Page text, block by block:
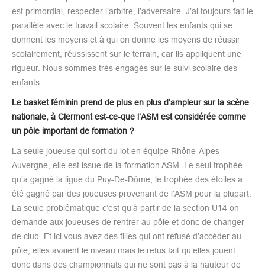
est primordial, respecter l’arbitre, l’adversaire. J’ai toujours fait le
parallèle avec le travail scolaire. Souvent les enfants qui se
donnent les moyens et à qui on donne les moyens de réussir
scolairement, réussissent sur le terrain, car ils appliquent une
rigueur. Nous sommes très engagés sur le suivi scolaire des
enfants.
Le basket féminin prend de plus en plus d’ampleur sur la scène
nationale, à Clermont est-ce-que l’ASM est considérée comme
un pôle important de formation ?
La seule joueuse qui sort du lot en équipe Rhône-Alpes
Auvergne, elle est issue de la formation ASM. Le seul trophée
qu’a gagné la ligue du Puy-De-Dôme, le trophée des étoiles a
été gagné par des joueuses provenant de l’ASM pour la plupart.
La seule problématique c’est qu’à partir de la section U14 on
demande aux joueuses de rentrer au pôle et donc de changer
de club. Et ici vous avez des filles qui ont refusé d’accéder au
pôle, elles avaient le niveau mais le refus fait qu’elles jouent
donc dans des championnats qui ne sont pas à la hauteur de